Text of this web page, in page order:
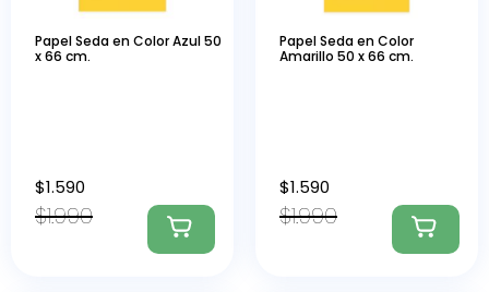
Papel Seda en Color Azul 50
x 66 cm.
$1.990
$1.590
Papel Seda en Color
Amarillo 50 x 66 cm.
$1.990
$1.590